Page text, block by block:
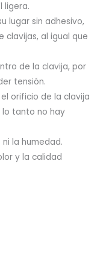
ligera.
lugar sin adhesivo,
clavijas, al igual que
de la clavija, por
tensión.
orificio de la clavija
lo tanto no hay
la humedad.
y la calidad